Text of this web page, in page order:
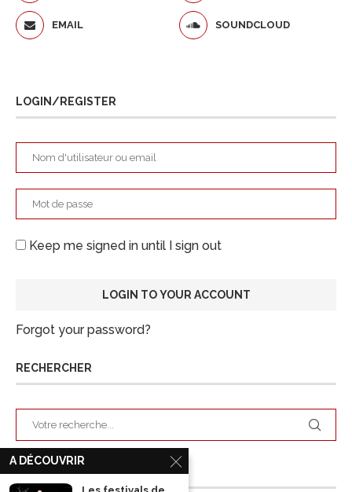
EMAIL SOUNDCLOUD
LOGIN/REGISTER
Keep me signed in until I sign out
Forgot your password?
RECHERCHER
ARCHIVES
A DÉCOUVRIR